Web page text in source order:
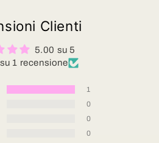
Clienti
5.00 su 5
1 recensione
1
0
0
0